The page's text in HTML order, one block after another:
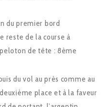
du premier bord
reste de la course à
de tête : 8ème
du vol au près comme au
place et à la faveur